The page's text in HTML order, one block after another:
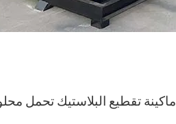
ماكينة تقطيع البلاستيك تحمل